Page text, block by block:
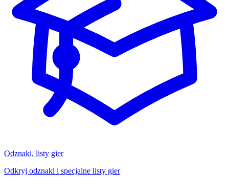
Odznaki, listy gier
Odkryj odznaki i specjalne listy gier